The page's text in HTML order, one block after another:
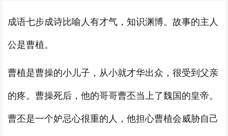
成语七步成诗比喻人有才气，知识渊博。故事的主人
公是曹植。
曹植是曹操的小儿子，从小就才华出众，很受到父亲
的疼。曹操死后，他的哥哥曹丕当上了魏国的皇帝。
曹丕是一个妒忌心很重的人，他担心曹植会威胁自己